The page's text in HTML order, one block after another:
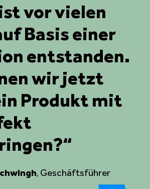
vor vielen
Basis einer
entstanden.
wir jetzt
Produkt mit
?“
, Geschäftsführer